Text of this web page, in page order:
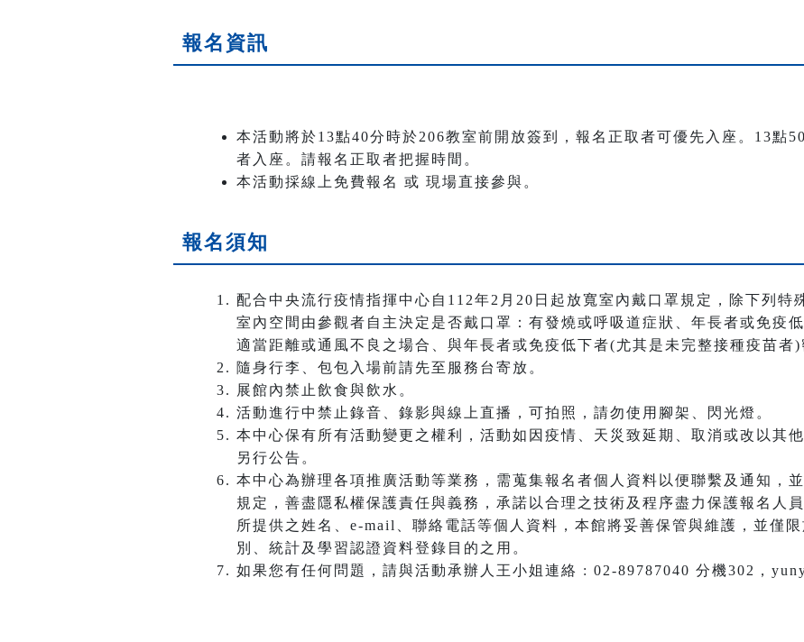
報名資訊
本活動將於13點40分時於206教室前開放簽到，報名正取者可優先入座。13點
者入座。請報名正取者把握時間。
本活動採線上免費報名 或 現場直接參與。
報名須知
配合中央流行疫情指揮中心自112年2月20日起放寬室內戴口罩規定，除下列特
室內空間由參觀者自主決定是否戴口罩：有發燒或呼吸道症狀、年長者或免疫
適當距離或通風不良之場合、與年長者或免疫低下者(尤其是未完整接種疫苗者)
隨身行李、包包入場前請先至服務台寄放。
展館內禁止飲食與飲水。
活動進行中禁止錄音、錄影與線上直播，可拍照，請勿使用腳架、閃光燈。
本中心保有所有活動變更之權利，活動如因疫情、天災致延期、取消或改以其
另行公告。
本中心為辦理各項推廣活動等業務，需蒐集報名者個人資料以便聯繫及通知，
規定，善盡隱私權保護責任與義務，承諾以合理之技術及程序盡力保護報名人
所提供之姓名、e-mail、聯絡電話等個人資料，本館將妥善保管與維護，並僅
別、統計及學習認證資料登錄目的之用。
如果您有任何問題，請與活動承辦人王小姐連絡 : 02-89787040 分機302，